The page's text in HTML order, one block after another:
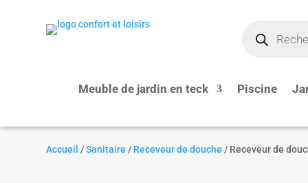
produits
Meuble de jardin en teck Piscine
Accueil /Sanitaire / Receveur de douche / Receveur de